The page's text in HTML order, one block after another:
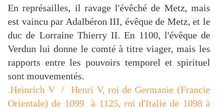
En représailles, il ravage l'évêché de Metz, mais
est vaincu par Adalbéron III, évêque de Metz, et le
duc de Lorraine Thierry II. En 1100, l'évêque de
Verdun lui donne le comté à titre viager, mais les
rapports entre les pouvoirs temporel et spirituel
sont mouvementés.
.Heinrich V / Henri V, roi de Germanie (Francie
Orientale) de 1099 à 1125, roi d'Italie de 1098 à